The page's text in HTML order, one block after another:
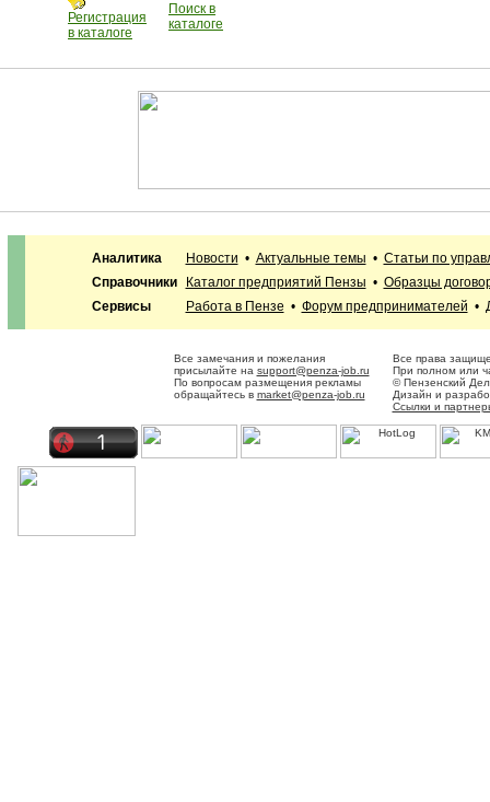
Регистрация
в каталоге
Поиск в
каталоге
Аналитика Новости • Актуальные темы • Статьи по
Справочники
Каталог предприятий Пензы • Образцы
Сервисы
Работа в Пензе • Форум предпринимателей •
Все замечания и пожелания
присылайте на support@penza-job.ru
По вопросам размещения рекламы
обращайтесь в market@penza-job.ru
Все права
При полном или
© Пензенский
Дизайн и
Ссылки и